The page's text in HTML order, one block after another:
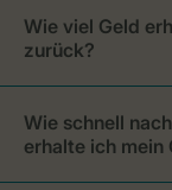
Wie viel Geld
zurück?
Wie schnell
erhalte ich mein